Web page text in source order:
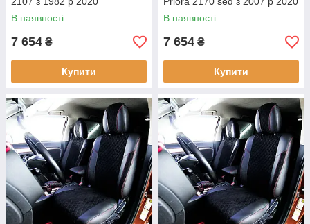
В наявності
7 654 ₴
Купити
В наявності
7 654 ₴
Купити